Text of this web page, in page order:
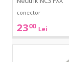
conector
2300 Lei